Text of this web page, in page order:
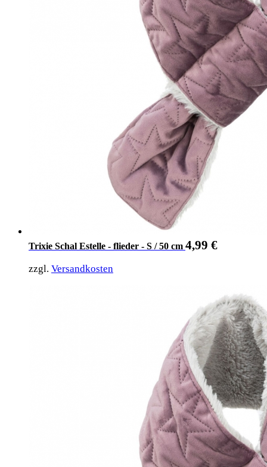
Trixie Schal Estelle - flieder - S / 50 cm 4,99 €
zzgl. Versandkosten